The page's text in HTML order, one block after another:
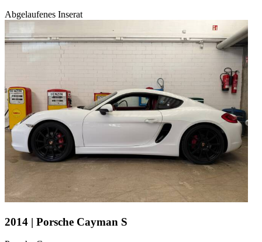
Abgelaufenes Inserat
2014 | Porsche Cayman S